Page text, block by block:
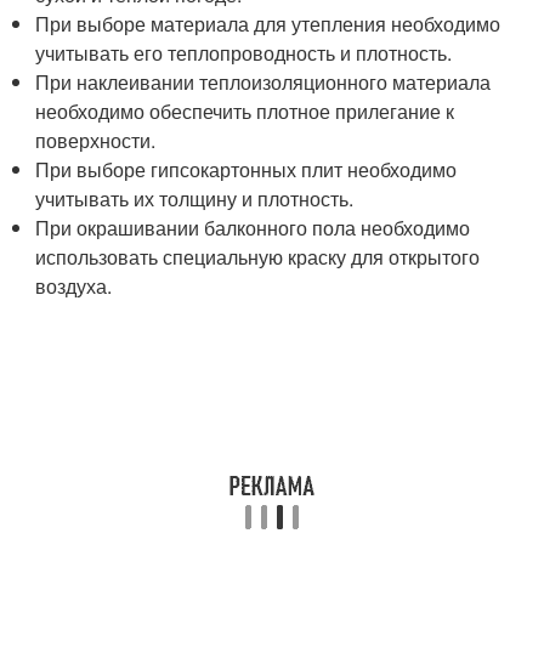
При выборе материала для утепления необходимо
учитывать его теплопроводность и плотность.
При наклеивании теплоизоляционного материала
необходимо обеспечить плотное прилегание к
поверхности.
При выборе гипсокартонных плит необходимо
учитывать их толщину и плотность.
При окрашивании балконного пола необходимо
использовать специальную краску для открытого
воздуха.